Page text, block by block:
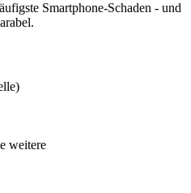
Smartphone-Schaden - und
weitere